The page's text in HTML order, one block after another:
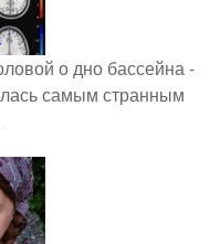
о дно бассейна -
самым странным